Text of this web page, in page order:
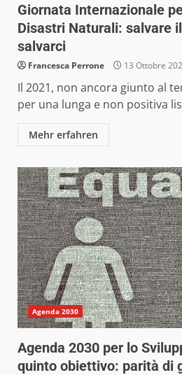
Giornata Internazionale
Disastri Naturali: salvare
salvarci
Francesca Perrone 13 Ottobre
Il 2021, non ancora giunto al
per una lunga e non positiva
Mehr erfahren
Agenda 2030
Agenda 2030 per lo
quinto obiettivo: parità di